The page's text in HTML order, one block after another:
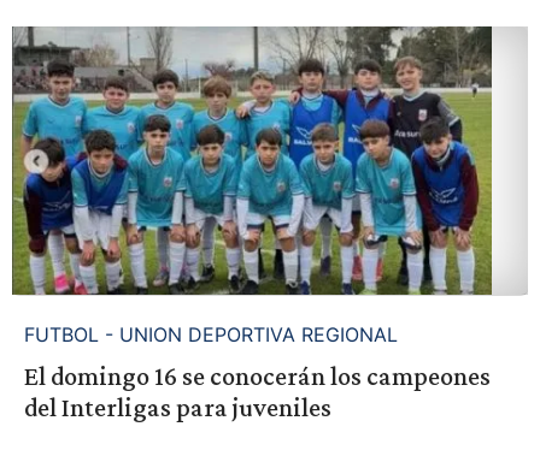
FUTBOL - UNION DEPORTIVA REGIONAL
El domingo 16 se conocerán los campeones
del Interligas para juveniles